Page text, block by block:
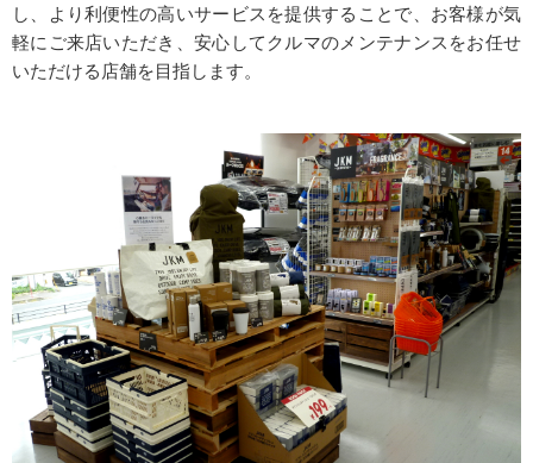
し、より利便性の高いサービスを提供することで、お客様が気
軽にご来店いただき、安心してクルマのメンテナンスをお任せ
いただける店舗を目指します。